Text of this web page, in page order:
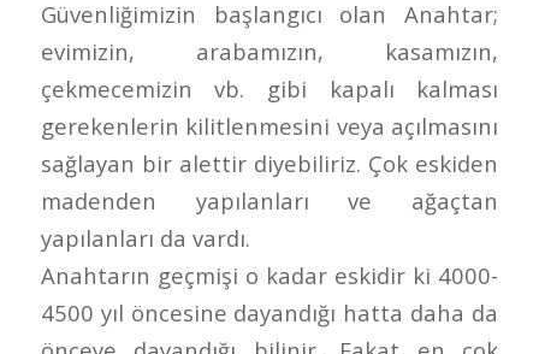
Güvenliğimizin başlangıcı olan Anahtar;
evimizin, arabamızın, kasamızın,
çekmecemizin vb. gibi kapalı kalması
gerekenlerin kilitlenmesini veya açılmasını
sağlayan bir alettir diyebiliriz. Çok eskiden
madenden yapılanları ve ağaçtan
yapılanları da vardı.
Anahtarın geçmişi o kadar eskidir ki 4000-
4500 yıl öncesine dayandığı hatta daha da